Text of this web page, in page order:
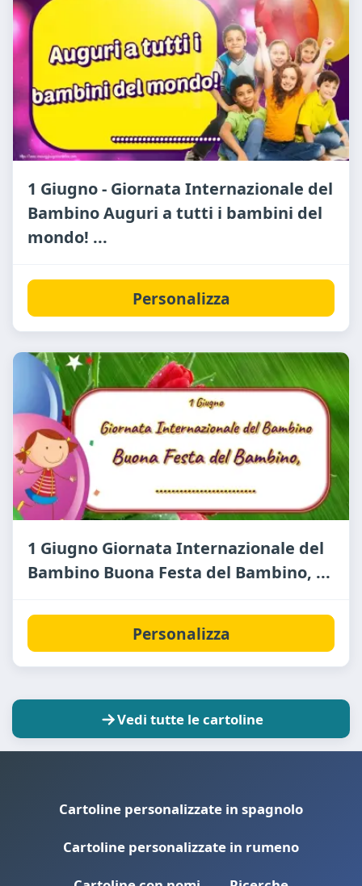
1 Giugno - Giornata Internazionale del
Bambino Auguri a tutti i bambini del
mondo! ...
Personalizza
1 Giugno Giornata Internazionale del
Bambino Buona Festa del Bambino, ...
Personalizza
Vedi tutte le cartoline
Cartoline personalizzate in spagnolo
Cartoline personalizzate in rumeno